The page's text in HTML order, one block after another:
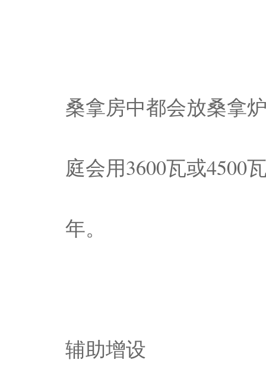
桑拿房中都会放桑拿
庭会用3600瓦或4500
年。
辅助增设